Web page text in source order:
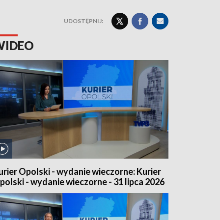
UDOSTĘPNIJ:
Opolski - wydanie wieczorne: Kurier
- wydanie wieczorne - 31 lipca 2026